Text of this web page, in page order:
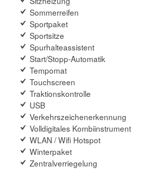
Sommerreifen
Sportpaket
Sportsitze
Spurhalteassistent
Start/Stopp-Automatik
Tempomat
Touchscreen
Traktionskontrolle
USB
Verkehrszeichenerkennung
Volldigitales Kombiinstrument
WLAN / Wifi Hotspot
Winterpaket
Zentralverriegelung